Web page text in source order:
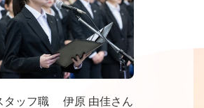
タッフ職 伊原 由佳さん